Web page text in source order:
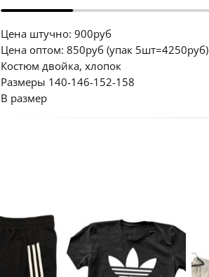
Цена штучно: 900руб
Цена оптом: 850руб (упак 5шт=4250руб)
Костюм двойка, хлопок
Размеры 140-146-152-158
В размер